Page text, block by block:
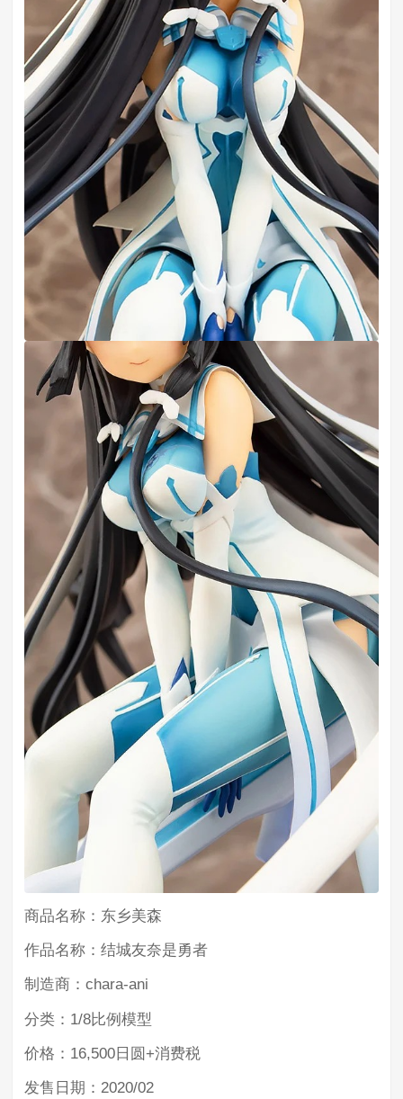
商品名称：东乡美森
作品名称：结城友奈是勇者
制造商：chara-ani
分类：1/8比例模型
价格：16,500日圆+消费税
发售日期：2020/02